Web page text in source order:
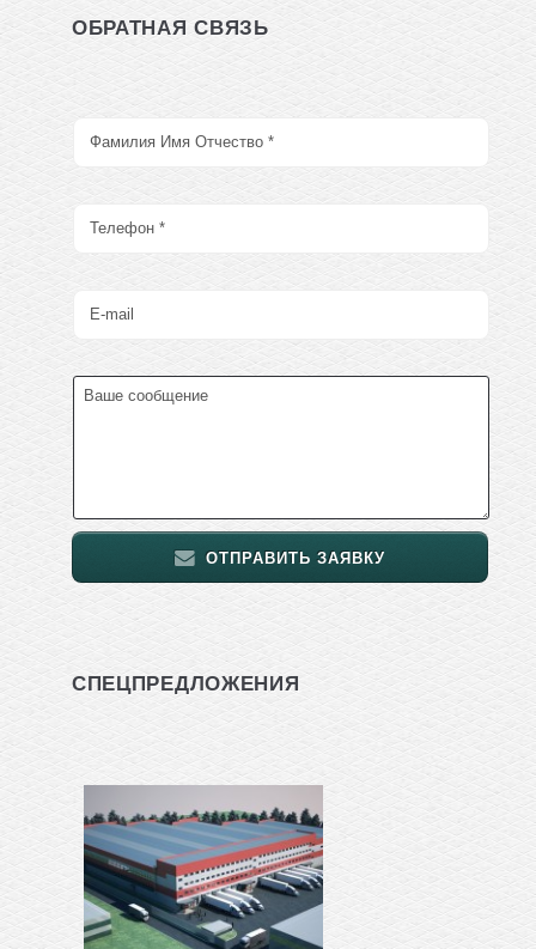
ОБРАТНАЯ СВЯЗЬ
ОТПРАВИТЬ ЗАЯВКУ
СПЕЦПРЕДЛОЖЕНИЯ